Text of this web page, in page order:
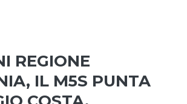
REGIONE
IL M5S PUNTA